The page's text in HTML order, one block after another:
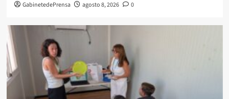
GabinetedePrensa agosto 8, 2026 0